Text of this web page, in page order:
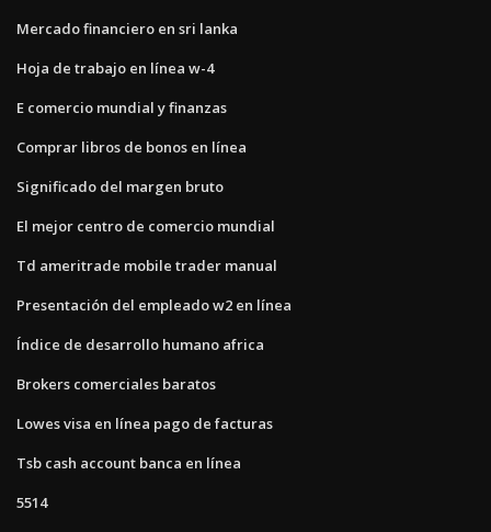
Mercado financiero en sri lanka
Hoja de trabajo en línea w-4
E comercio mundial y finanzas
Comprar libros de bonos en línea
Significado del margen bruto
El mejor centro de comercio mundial
Td ameritrade mobile trader manual
Presentación del empleado w2 en línea
Índice de desarrollo humano africa
Brokers comerciales baratos
Lowes visa en línea pago de facturas
Tsb cash account banca en línea
5514